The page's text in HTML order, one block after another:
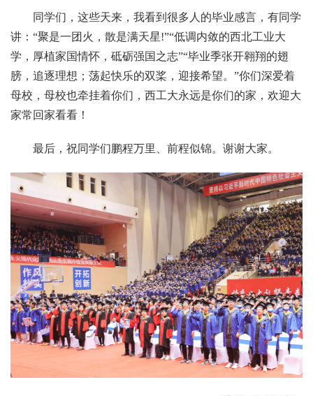
同学们，这些天来，我看到很多人的毕业感言，有同学
讲：“聚是一团火，散是满天星!”“低调内敛的西北工业大
学，厚植家国情怀，砥砺强国之志”“毕业季张开翱翔的翅
膀，追逐理想；荡起快乐的双桨，迎接希望。”你们深爱着
母校，母校也牵挂着你们，西工大永远是你们的家，欢迎大
家常回家看看！
最后，祝同学们鹏程万里、前程似锦。谢谢大家。